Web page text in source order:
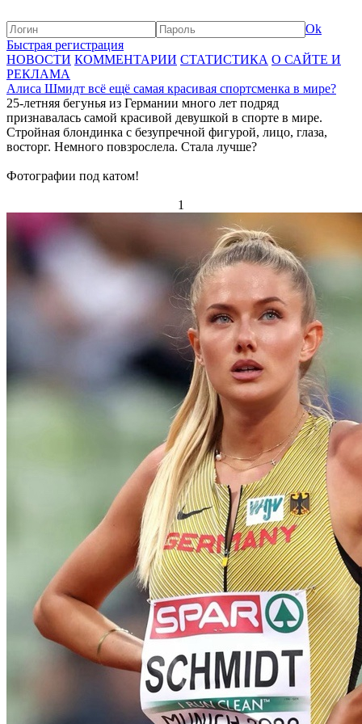
Ok
Быстрая регистрация
НОВОСТИ КОММЕНТАРИИ СТАТИСТИКА О САЙТЕ И
РЕКЛАМА
Алиса Шмидт всё ещё самая красивая спортсменка в мире?
25-летняя бегунья из Германии много лет подряд
признавалась самой красивой девушкой в спорте в мире.
Стройная блондинка с безупречной фигурой, лицо, глаза,
восторг. Немного повзрослела. Стала лучше?
Фотографии под катом!
1